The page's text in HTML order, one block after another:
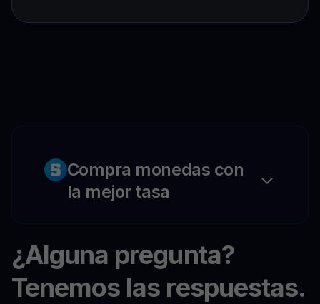
Compra monedas con
la mejor tasa
¿Alguna pregunta?
Tenemos las respuestas.